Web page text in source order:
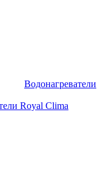
Водонагреватели
Royal Clima